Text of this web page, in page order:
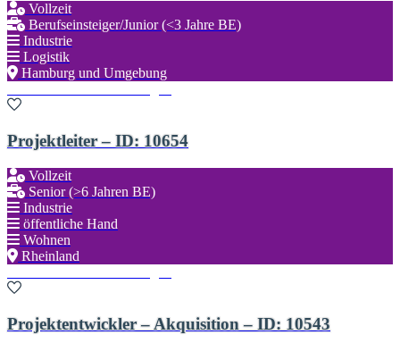
Vollzeit
Berufseinsteiger/Junior (<3 Jahre BE)
Industrie
Logistik
Hamburg und Umgebung
Projektleiter – ID: 10654
Vollzeit
Senior (>6 Jahren BE)
Industrie
öffentliche Hand
Wohnen
Rheinland
Projektentwickler – Akquisition – ID: 10543